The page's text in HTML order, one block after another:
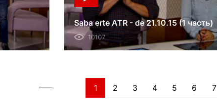
Saba erte ATR - de 21.10.15 (1 часть)
10107
1 2 3 4 5 6 7